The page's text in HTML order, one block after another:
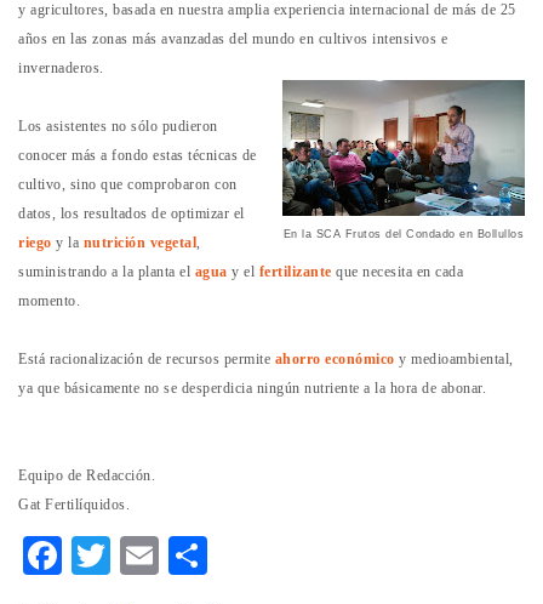
y agricultores, basada en nuestra amplia experiencia internacional de más de 25
años en las zonas más avanzadas del mundo en cultivos intensivos e
invernaderos.
En la SCA Frutos del Condado en Bollullos
Los asistentes no sólo pudieron
conocer más a fondo estas técnicas de
cultivo, sino que comprobaron con
datos, los resultados de optimizar el
riego y la nutrición vegetal,
suministrando a la planta el agua y el fertilizante que necesita en cada
momento.
Está racionalización de recursos permite ahorro económico y medioambiental,
ya que básicamente no se desperdicia ningún nutriente a la hora de abonar.
Equipo de Redacción.
Gat Fertilíquidos.
Facebook
Twitter
Email